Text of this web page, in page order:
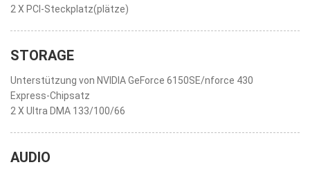
2 X PCI-Steckplatz(plätze)
STORAGE
Unterstützung von NVIDIA GeForce 6150SE/nforce 430
Express-Chipsatz
2 X Ultra DMA 133/100/66
AUDIO